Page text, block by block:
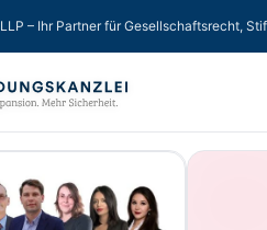
– Ihr Partner für Gesellschaftsrecht,